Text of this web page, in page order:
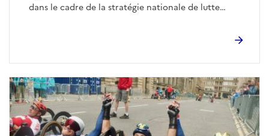
dans le cadre de la stratégie nationale de lutte